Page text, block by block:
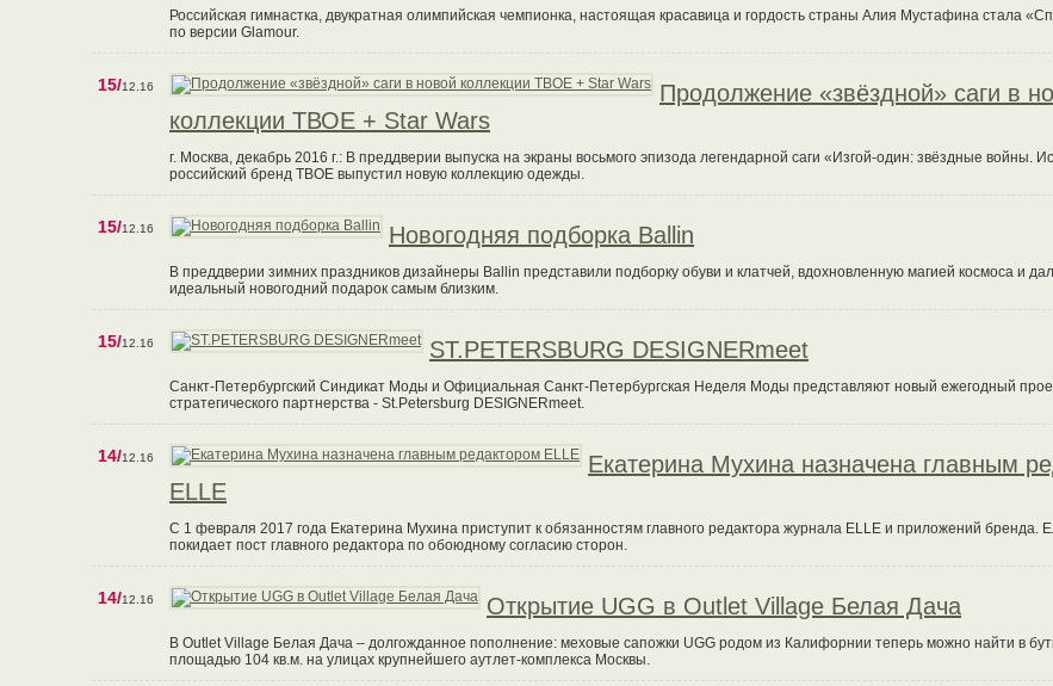
Российская гимнастка, двукратная олимпийская чемпионка, настоящая красавица и гордость страны Алия Мустафина стала
по версии Glamour.
15/12.16
Продолжение «звёздной» саги в
коллекции ТВОЕ + Star Wars
г. Москва, декабрь 2016 г.: В преддверии выпуска на экраны восьмого эпизода легендарной саги «Изгой-один: звёздные войны.
российский бренд ТВОЕ выпустил новую коллекцию одежды.
15/12.16 Новогодняя подборка Ballin
В преддверии зимних праздников дизайнеры Ballin представили подборку обуви и клатчей, вдохновленную магией космоса и
идеальный новогодний подарок самым близким.
15/12.16 ST.PETERSBURG DESIGNERmeet
Санкт-Петербургский Синдикат Моды и Официальная Санкт-Петербургская Неделя Моды представляют новый ежегодный
стратегического партнерства - St.Petersburg DESIGNERmeet.
14/12.16
Екатерина Мухина назначена главным
ELLE
С 1 февраля 2017 года Екатерина Мухина приступит к обязанностям главного редактора журнала ELLE и приложений бренда.
покидает пост главного редактора по обоюдному согласию сторон.
14/12.16 Открытие UGG в Outlet Village Белая Дача
В Outlet Village Белая Дача – долгожданное пополнение: меховые сапожки UGG родом из Калифорнии теперь можно найти в
площадью 104 кв.м. на улицах крупнейшего аутлет-комплекса Москвы.